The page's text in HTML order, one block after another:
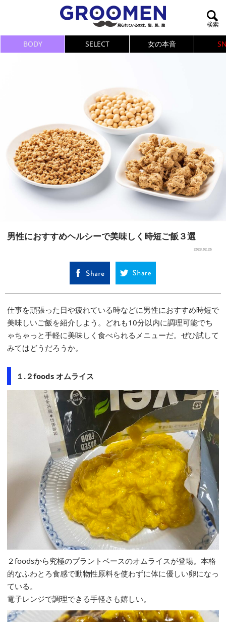
BODY SELECT 女の本音
男性におすすめヘルシーで美味しく時短ご飯３選
2023.02.25
仕事を頑張った日や疲れている時などに男性におすすめ時短で
美味しいご飯を紹介しよう。どれも10分以内に調理可能でち
ゃちゃっと手軽に美味しく食べられるメニューだ。ぜひ試して
みてはどうだろうか。
１.２foods オムライス
２foodsから究極のプラントベースのオムライスが登場。本格
的なふわとろ食感で動物性原料を使わずに体に優しい卵になっ
ている。
電子レンジで調理できる手軽さも嬉しい。